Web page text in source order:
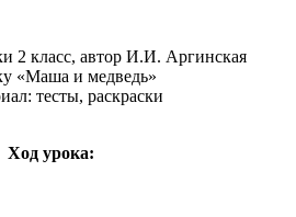
2 класс, автор И.И. Аргинская
«Маша и медведь»
тесты, раскраски
Ход урока: